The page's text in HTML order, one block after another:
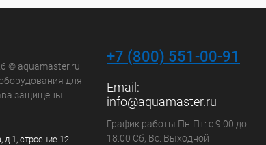
К сравнению
© aquamaster.ru
для
защищены.
д.1, строение 12
+7 (800) 551-00-91
Email:
info@aquamaster.ru
График работы Пн-Пт: с 9:00 до
18:00 Сб, Вс: Выходной